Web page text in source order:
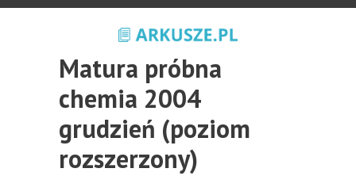
Matura próbna
chemia 2004
grudzień (poziom
rozszerzony)